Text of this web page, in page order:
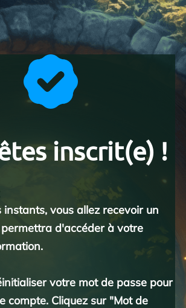
inscrit(e) !
instants, vous allez recevoir un
d'accéder à votre
votre mot de passe pour
compte. Cliquez sur "Mot de